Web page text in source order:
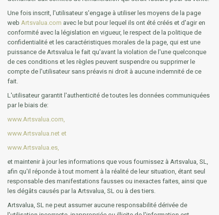
Une fois inscrit, l'utilisateur s'engage à utiliser les moyens de la page
web Artsvalua.com avec le but pour lequel ils ont été créés et d'agir en
conformité avec la législation en vigueur, le respect de la politique de
confidentialité et les caractéristiques morales de la page, qui est une
puissance de Artsvalua le fait qu'avant la violation de l'une quelconque
de ces conditions et les règles peuvent suspendre ou supprimer le
compte de l'utilisateur sans préavis ni droit à aucune indemnité de ce
fait.
L'utilisateur garantit l'authenticité de toutes les données communiquées
par le biais de:
www.Artsvalua.com,
www.Artsvalua.net et
www.Artsvalua.es,
et maintenir à jour les informations que vous fournissez à Artsvalua, SL,
afin qu'il réponde à tout moment à la réalité de leur situation, étant seul
responsable des manifestations fausses ou inexactes faites, ainsi que
les dégâts causés par la Artsvalua, SL ou à des tiers.
Artsvalua, SL ne peut assumer aucune responsabilité dérivée de